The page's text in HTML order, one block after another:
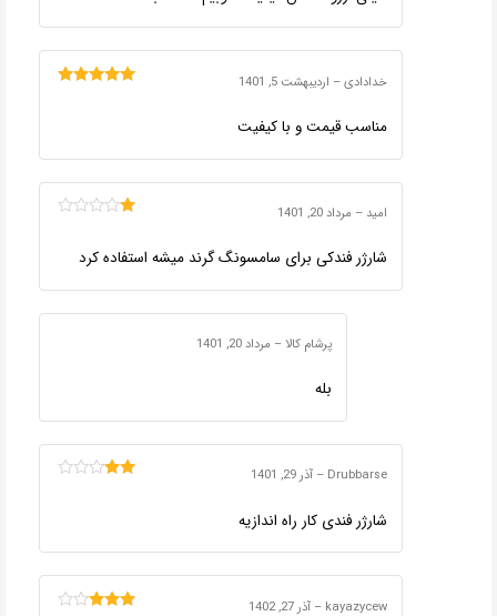
خدادادی– اردیبهشت 5, 1401
مناسب قیمت و با کیفیت
از
امید– مرداد 20, 1401
شارژر فندکی برای سامسونگ گرند میشه استفاده کرد
پرشام کالا– مرداد 20, 1401
بله
Drubbarse
– آذر 29, 1401
شارژر فندی کار راه اندازیه
kayazycew
– آذر 27, 1402